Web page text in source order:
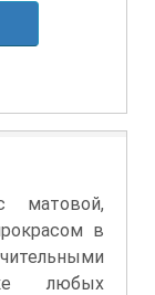
матовой,
в
любых